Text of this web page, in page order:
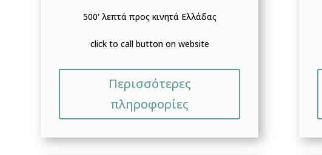
500' λεπτά προς κινητά Ελλάδας
click to call button on website
Περισσότερες
πληροφορίες